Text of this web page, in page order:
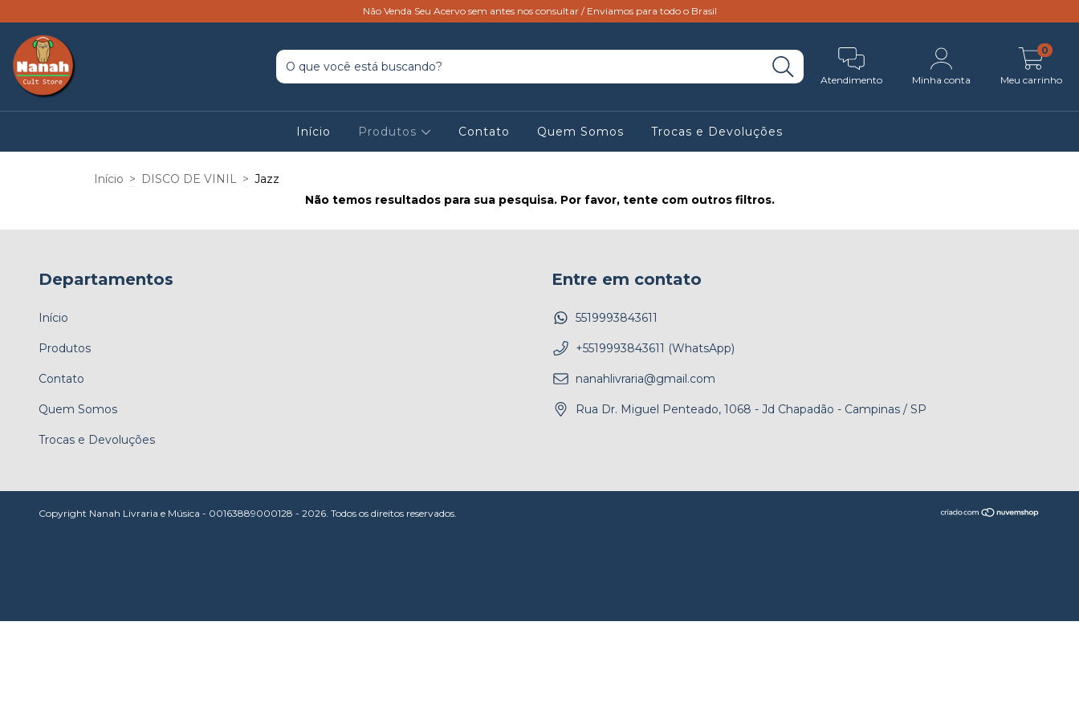
Não Venda Seu Acervo sem antes nos consultar / Enviamos para todo o Brasil
Atendimento Minha conta Meu carrinho
0
Início Produtos Contato Quem Somos Trocas e Devoluções
Início > DISCO DE VINIL > Jazz
Não temos resultados para sua pesquisa. Por favor, tente com outros filtros.
Departamentos
Início
Produtos
Contato
Quem Somos
Trocas e Devoluções
Entre em contato
5519993843611
+5519993843611 (WhatsApp)
nanahlivraria@gmail.com
Rua Dr. Miguel Penteado, 1068 - Jd Chapadão - Campinas / SP
Copyright Nanah Livraria e Música - 00163889000128 - 2026. Todos os direitos reservados.